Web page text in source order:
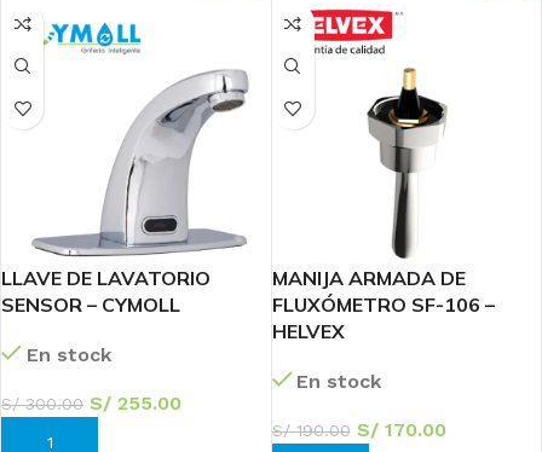
LLAVE DE LAVATORIO
SENSOR – CYMOLL
En stock
S/300.00 S/ 255.00
AÑADIR AL CARRITO
MANIJA ARMADA DE
FLUXÓMETRO SF-106 –
HELVEX
En stock
S/190.00 S/170.00